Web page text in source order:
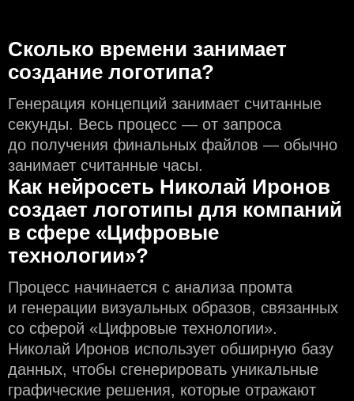
Сколько времени занимает
создание логотипа?
Генерация концепций занимает считанные
секунды. Весь процесс — от запроса
до получения финальных файлов — обычно
занимает считанные часы.
Как нейросеть Николай Иронов
создаeт логотипы для компаний
в сфере «Цифровые
технологии»?
Процесс начинается с анализа промта
и генерации визуальных образов, связанных
со сферой «Цифровые технологии».
Николай Иронов использует обширную базу
данных, чтобы сгенерировать уникальные
графические решения, которые отражают